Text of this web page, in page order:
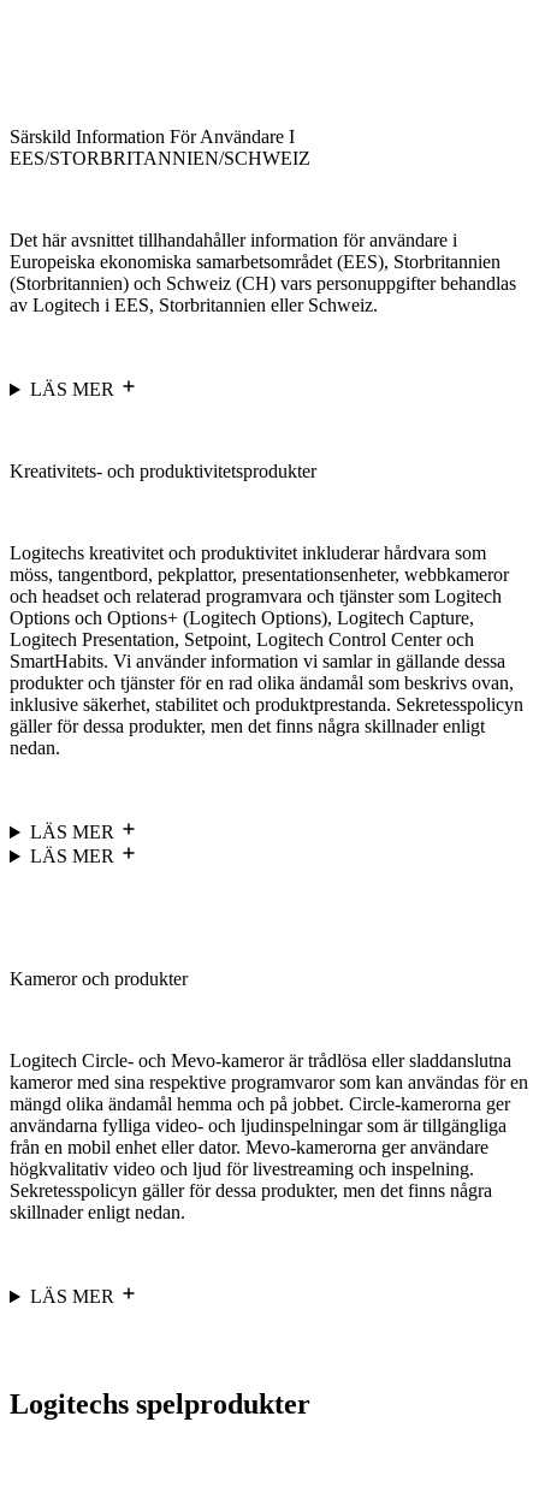
Särskild Information För Användare I
EES/STORBRITANNIEN/SCHWEIZ
Det här avsnittet tillhandahåller information för användare i
Europeiska ekonomiska samarbetsområdet (EES), Storbritannien
(Storbritannien) och Schweiz (CH) vars personuppgifter behandlas
av Logitech i EES, Storbritannien eller Schweiz.
LÄS MER
Kreativitets- och produktivitetsprodukter
Logitechs kreativitet och produktivitet inkluderar hårdvara som
möss, tangentbord, pekplattor, presentationsenheter, webbkameror
och headset och relaterad programvara och tjänster som Logitech
Options och Options+ (Logitech Options), Logitech Capture,
Logitech Presentation, Setpoint, Logitech Control Center och
SmartHabits. Vi använder information vi samlar in gällande dessa
produkter och tjänster för en rad olika ändamål som beskrivs ovan,
inklusive säkerhet, stabilitet och produktprestanda. Sekretesspolicyn
gäller för dessa produkter, men det finns några skillnader enligt
nedan.
LÄS MER
LÄS MER
Kameror och produkter
Logitech Circle- och Mevo-kameror är trådlösa eller sladdanslutna
kameror med sina respektive programvaror som kan användas för en
mängd olika ändamål hemma och på jobbet. Circle-kamerorna ger
användarna fylliga video- och ljudinspelningar som är tillgängliga
från en mobil enhet eller dator. Mevo-kamerorna ger användare
högkvalitativ video och ljud för livestreaming och inspelning.
Sekretesspolicyn gäller för dessa produkter, men det finns några
skillnader enligt nedan.
LÄS MER
Logitechs spelprodukter